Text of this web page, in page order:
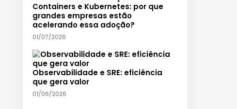
Containers e Kubernetes: por que
grandes empresas estão
acelerando essa adoção?
01/07/2026
Observabilidade e SRE: eficiência
que gera valor
01/06/2026